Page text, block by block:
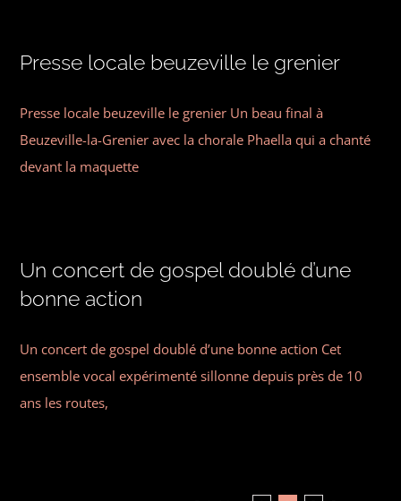
Presse locale beuzeville le grenier
Presse locale beuzeville le grenier Un beau final à
Beuzeville-la-Grenier avec la chorale Phaella qui a chanté
devant la maquette
Un concert de gospel doublé d’une
bonne action
Un concert de gospel doublé d’une bonne action Cet
ensemble vocal expérimenté sillonne depuis près de 10
ans les routes,